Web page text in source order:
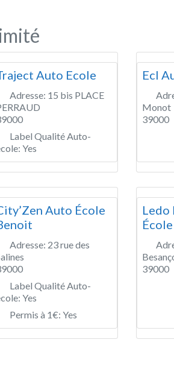
Auto Ecole
Adresse: 15 bis PLACE
Label Qualité Auto-
Yes
Ecl
Monot
39000
Auto École
Adresse: 23 rue des
Label Qualité Auto-
Yes
Permis à 1€: Yes
Ledo
École
39000